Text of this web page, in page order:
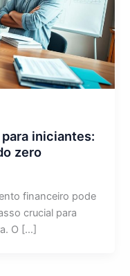
iniciantes:
zero
financeiro pode
crucial para
O […]